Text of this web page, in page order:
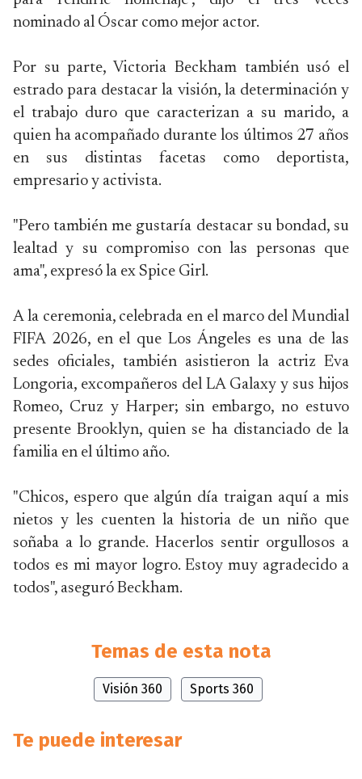
nominado al Óscar como mejor actor.
Por su parte, Victoria Beckham también usó el
estrado para destacar la visión, la determinación y
el trabajo duro que caracterizan a su marido, a
quien ha acompañado durante los últimos 27 años
en sus distintas facetas como deportista,
empresario y activista.
"Pero también me gustaría destacar su bondad, su
lealtad y su compromiso con las personas que
ama", expresó la ex Spice Girl.
A la ceremonia, celebrada en el marco del Mundial
FIFA 2026, en el que Los Ángeles es una de las
sedes oficiales, también asistieron la actriz Eva
Longoria, excompañeros del LA Galaxy y sus hijos
Romeo, Cruz y Harper; sin embargo, no estuvo
presente Brooklyn, quien se ha distanciado de la
familia en el último año.
"Chicos, espero que algún día traigan aquí a mis
nietos y les cuenten la historia de un niño que
soñaba a lo grande. Hacerlos sentir orgullosos a
todos es mi mayor logro. Estoy muy agradecido a
todos", aseguró Beckham.
Temas de esta nota
Visión 360 Sports 360
Te puede interesar